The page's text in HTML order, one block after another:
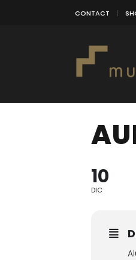
CONTACT
10
DIC